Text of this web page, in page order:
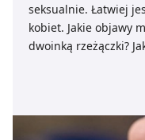
seksualnie. Łatwiej
kobiet. Jakie objawy
dwoinką rzeżączki?